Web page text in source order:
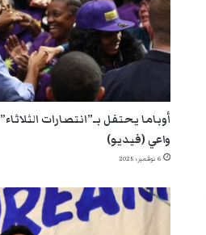
أوباما يحتفل بـ”انتصارات
واعي (فيديو)
6 نوفمبر، 2025